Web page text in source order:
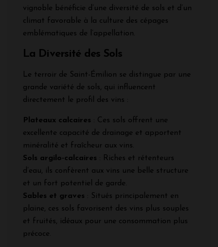
vignoble bénéficie d’une diversité de sols et d’un
climat favorable à la culture des cépages
emblématiques de l’appellation.
La Diversité des Sols
Le terroir de Saint-Émilion se distingue par une
grande variété de sols, qui influencent
directement le profil des vins :
Plateaux calcaires : Ces sols offrent une
excellente capacité de drainage et apportent
minéralité et fraîcheur aux vins.
Sols argilo-calcaires : Riches et rétenteurs
d’eau, ils confèrent aux vins une belle structure
et un fort potentiel de garde.
Sables et graves : Situés principalement en
plaine, ces sols favorisent des vins plus souples
et fruités, idéaux pour une consommation plus
précoce.